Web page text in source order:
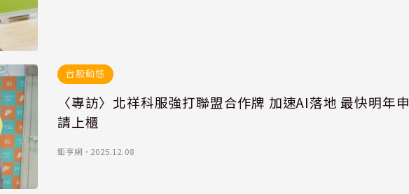
台股動態
〈專訪〉北祥科服強打聯盟合作牌 加速AI落地 最快明年申
請上櫃
鉅亨網 ． 2025.12.08